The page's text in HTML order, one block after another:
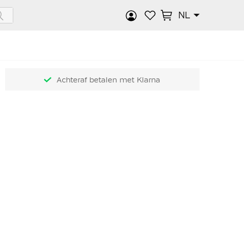
NL
Achteraf betalen met Klarna